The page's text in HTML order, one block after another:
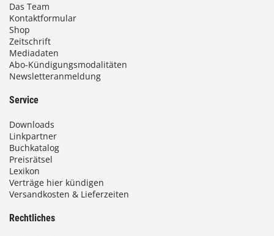
Das Team
Kontaktformular
Shop
Zeitschrift
Mediadaten
Abo-Kündigungsmodalitäten
Newsletteranmeldung
Service
Downloads
Linkpartner
Buchkatalog
Preisrätsel
Lexikon
Verträge hier kündigen
Versandkosten & Lieferzeiten
Rechtliches